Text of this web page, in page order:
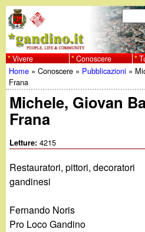
al
contenuto
principale
w
w
w
.
g
a
F
o
r
m
i
r
C
e
r
c
a
Vivere Conoscere
Tu
sei
qui
Home »Conoscere » Pubblicazioni »
Frana
Michele, Giovan
Frana
Letture:4215
Restauratori, pittori, decoratori
gandinesi
Fernando Noris
Pro Loco Gandino